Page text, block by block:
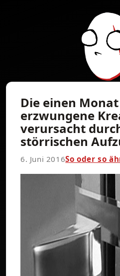
Die einen
erzwungene
verursacht
störrischen
6. Juni 2016So oder so